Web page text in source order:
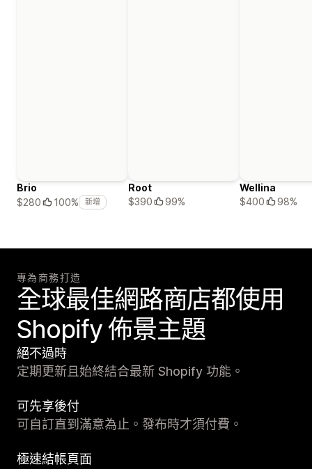
Brio
$280
100% 新增
Root
$390
99%
Wellina
$400
98%
專為商務打造
全球最佳網路商店都使用
Shopify 佈景主題
絕不過時
定期更新且始終結合最新 Shopify 功能。
可先享後付
可自訂直到滿意為止。發布時才須付費。
極速結帳頁面